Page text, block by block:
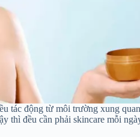
tác động từ môi trường xung
thì đều cần phải skincare mỗi